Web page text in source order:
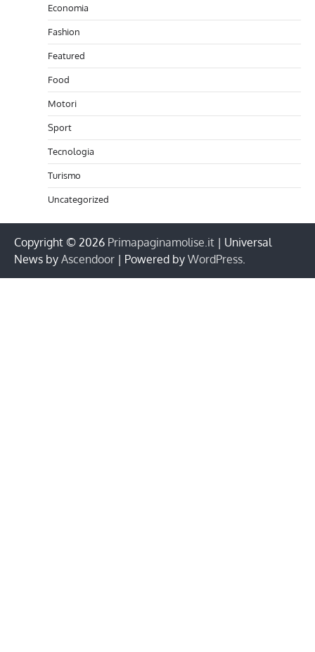
Economia
Fashion
Featured
Food
Motori
Sport
Tecnologia
Turismo
Uncategorized
Copyright © 2026 Primapaginamolise.it | Universal
News by Ascendoor | Powered by WordPress.